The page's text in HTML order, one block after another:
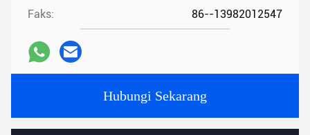
Faks: 86--13982012547
Hubungi Sekarang